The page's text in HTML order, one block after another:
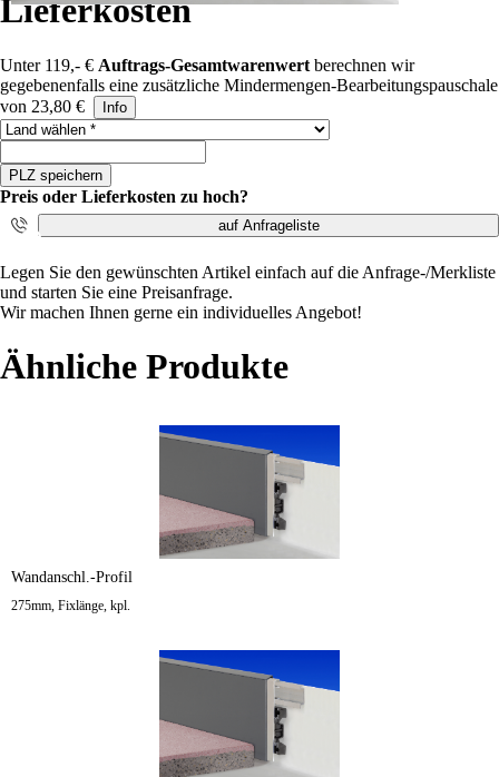
Lieferkosten
Unter 119,- € Auftrags-Gesamtwarenwert berechnen wir
gegebenenfalls eine zusätzliche Mindermengen-Bearbeitungspauschale
von 23,80 €
Info
Land auswählen
PLZ speichern
Preis oder Lieferkosten zu hoch?
auf Anfrageliste
Legen Sie den gewünschten Artikel einfach auf die Anfrage-/Merkliste
und starten Sie eine Preisanfrage.
Wir machen Ihnen gerne ein individuelles Angebot!
Ähnliche Produkte
Wandanschl.-Profil
275mm, Fixlänge, kpl.